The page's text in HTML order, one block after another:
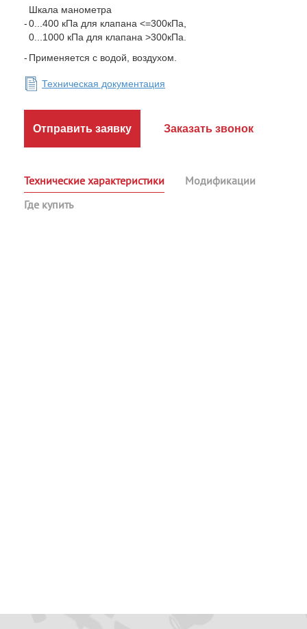
-
Шкала манометра
0...400 кПа для клапана <=300кПа,
0...1000 кПа для клапана >300кПа.
- Применяется с водой, воздухом.
Техническая документация
Отправить заявку Заказать звонок
Технические характеристики
Модификации
Где купить